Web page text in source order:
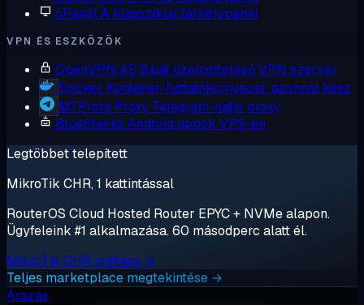
cPanelA klasszikus tárhelypanel
VPN ÉS ESZKÖZÖK
OpenVPN AS Saját üzemeltetésű VPN szerver
Docker Konténer-futtatókörnyezet, azonnal kész
MTProto Proxy Telegram-natív proxy
BlueStacks Android appok VPS-en
Legtöbbet telepített
MikroTik CHR, 1 kattintással
RouterOS Cloud Hosted Router EPYC + NVMe alapon.
Ügyfeleink #1 alkalmazása. 60 másodperc alatt él.
MikroTik CHR indítása →
Teljes marketplace megtekintése →
Árazás